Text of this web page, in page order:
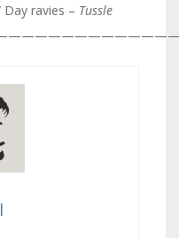
Day ravies – Tussle